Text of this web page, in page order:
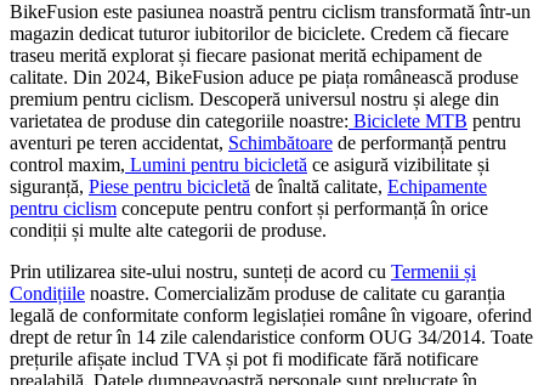
BikeFusion este pasiunea noastră pentru ciclism transformată într-un
magazin dedicat tuturor iubitorilor de biciclete. Credem că fiecare
traseu merită explorat și fiecare pasionat merită echipament de
calitate. Din 2024, BikeFusion aduce pe piața românească produse
premium pentru ciclism. Descoperă universul nostru și alege din
varietatea de produse din categoriile noastre: Biciclete MTB pentru
aventuri pe teren accidentat, Schimbătoare de performanță pentru
control maxim, Lumini pentru bicicletă ce asigură vizibilitate și
siguranță, Piese pentru bicicletă de înaltă calitate, Echipamente
pentru ciclism concepute pentru confort și performanță în orice
condiții și multe alte categorii de produse.
Prin utilizarea site-ului nostru, sunteți de acord cu Termenii și
Condițiile noastre. Comercializăm produse de calitate cu garanția
legală de conformitate conform legislației române în vigoare, oferind
drept de retur în 14 zile calendaristice conform OUG 34/2014. Toate
prețurile afișate includ TVA și pot fi modificate fără notificare